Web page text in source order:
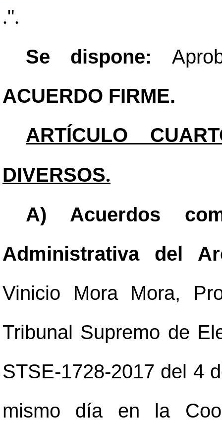
.".
Se dispone:
ACUERDO FIRME.
ARTÍCULO
DIVERSOS.
A) Acuerdos
Administrativa del
Vinicio Mora Mora,
Tribunal Supremo de
STSE-1728-2017 del 4
mismo día en la